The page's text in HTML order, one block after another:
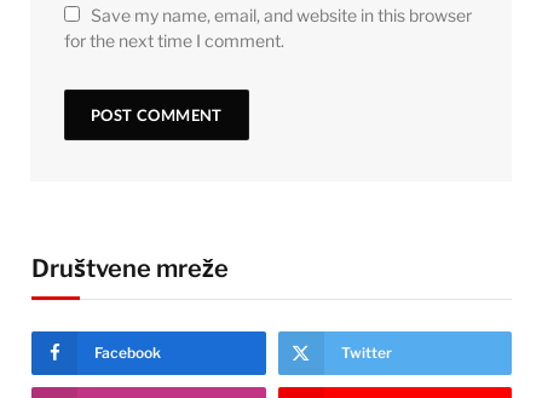
Save my name, email, and website in this browser
for the next time I comment.
Društvene mreže
Facebook Twitter